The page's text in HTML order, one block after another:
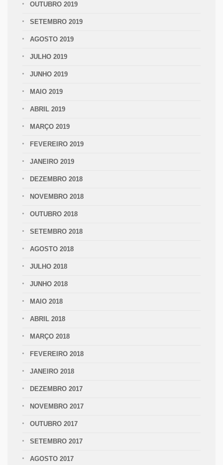
OUTUBRO 2019
SETEMBRO 2019
AGOSTO 2019
JULHO 2019
JUNHO 2019
MAIO 2019
ABRIL 2019
MARÇO 2019
FEVEREIRO 2019
JANEIRO 2019
DEZEMBRO 2018
NOVEMBRO 2018
OUTUBRO 2018
SETEMBRO 2018
AGOSTO 2018
JULHO 2018
JUNHO 2018
MAIO 2018
ABRIL 2018
MARÇO 2018
FEVEREIRO 2018
JANEIRO 2018
DEZEMBRO 2017
NOVEMBRO 2017
OUTUBRO 2017
SETEMBRO 2017
AGOSTO 2017